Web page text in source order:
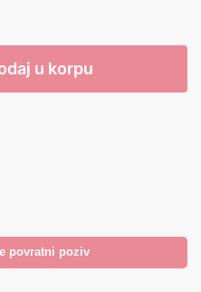
u korpu
povratni poziv